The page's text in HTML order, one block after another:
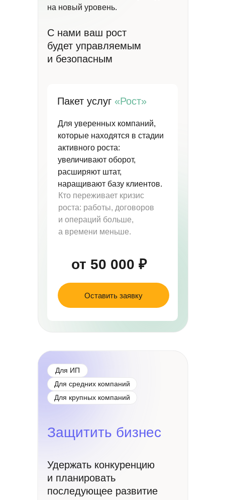
С нами ваш рост
будет управляемым
и безопасным
на новый уровень.
от 50 000 ₽
Пакет услуг «Рост»
Кто переживает кризис
роста: работы, договоров
и операций больше,
а времени меньше.
Для уверенных компаний,
которые находятся в стадии
активного роста:
увеличивают оборот,
расширяют штат,
наращивают базу клиентов.
Оставить заявку
Для ИП
Для средних компаний
Для крупных компаний
Удержать конкуренцию
и планировать
последующее развитие
Защитить бизнес